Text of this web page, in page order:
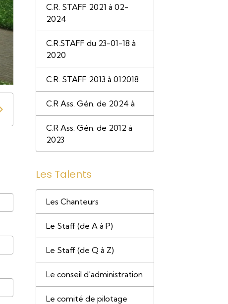
C.R. STAFF 2021 à 02-
2024
C.R.STAFF du 23-01-18 à
2020
C.R. STAFF 2013 à 012018
C.R Ass. Gén. de 2024 à
C.R Ass. Gén. de 2012 à
2023
Les Talents
Les Chanteurs
Le Staff (de A à P)
Le Staff (de Q à Z)
Le conseil d'administration
Le comité de pilotage